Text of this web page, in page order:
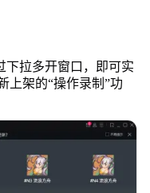
下拉多开窗口，即可实
上架的“操作录制”功